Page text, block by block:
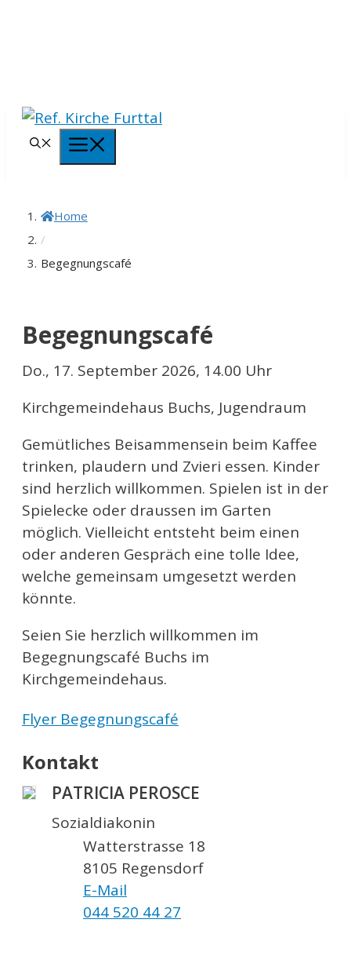
Home
/
Begegnungscafé
Begegnungscafé
Do., 17. September 2026, 14.00 Uhr
Kirchgemeindehaus Buchs, Jugendraum
Gemütliches Beisammensein beim Kaffee
trinken, plaudern und Zvieri essen. Kinder
sind herzlich willkommen. Spielen ist in der
Spielecke oder draussen im Garten
möglich. Vielleicht entsteht beim einen
oder anderen Gespräch eine tolle Idee,
welche gemeinsam umgesetzt werden
könnte.
Seien Sie herzlich willkommen im
Begegnungscafé Buchs im
Kirchgemeindehaus.
Flyer Begegnungscafé
Kontakt
PATRICIA PEROSCE
Sozialdiakonin
Watterstrasse 18
8105 Regensdorf
E-Mail
044 520 44 27